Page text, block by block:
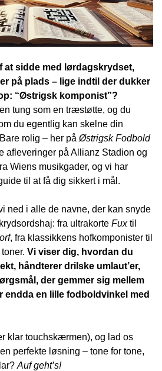
at sidde med lørdags­krydset,
på plads – lige indtil der dukker
“Østrigsk komponist”?
tung som en træstøtte, og du
du egentlig kan skelne din
rolig – her på Østrigsk Fodbold
afleveringer på Allianz Stadion og
Wiens musikgader, og vi har
til at få dig sikkert i mål.
ned i alle de navne, der kan snyde
fra ultrakorte Fuxtil
, fra klassikkens hofkomponister til
Vi viser dig, hvordan du
håndterer drilske umlaut’er,
der gemmer sig mellem
endda en lille fodboldvinkel med
klar touchskærmen), og lad os
perfekte løsning – tone for tone,
Auf geht’s!